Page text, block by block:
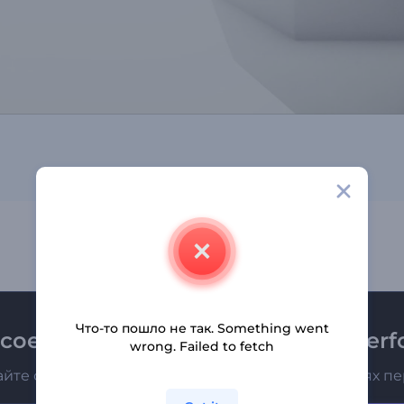
к рассылке
о последних новостях и новых предложениях
Что-то пошло не так. Something went
wrong. Failed to fetch